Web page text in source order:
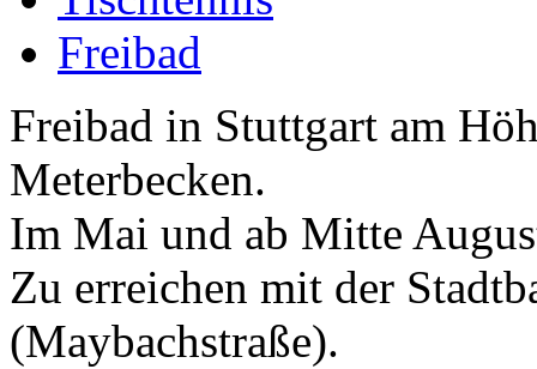
Freibad
Freibad in Stuttgart am
Meterbecken.
Im Mai und ab Mitte
Zu erreichen mit der
(Maybachstraße).